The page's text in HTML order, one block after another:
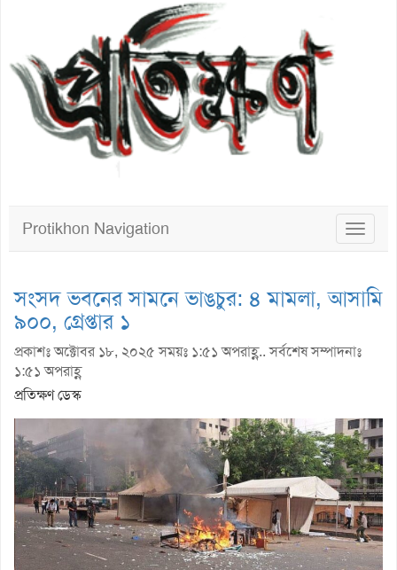
Toggle
Protikhon Navigation
সংসদ ভবনের সামনে ভাঙচুর: ৪ মামলা, আসামি
৯০০, গ্রেপ্তার ১
প্রকাশঃ অক্টোবর ১৮, ২০২৫ সময়ঃ ১:৫১ অপরাহ্ণ.. সর্বশেষ সম্পাদনাঃ
১:৫১ অপরাহ্ণ
প্রতিক্ষণ ডেস্ক